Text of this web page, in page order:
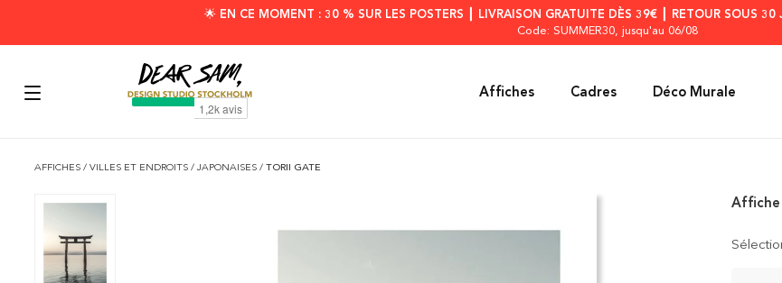
🌟 EN CE MOMENT : 30 % SUR LES POSTERS ┃ LIVRAISON GRATUITE DÈS 39€ ┃ RETOUR SOUS
Code: SUMMER30, jusqu'au 06/08
Affiches Cadres Déco Murale
AFFICHES / VILLES ET ENDROITS /JAPONAISES / TORII GATE
Affiche